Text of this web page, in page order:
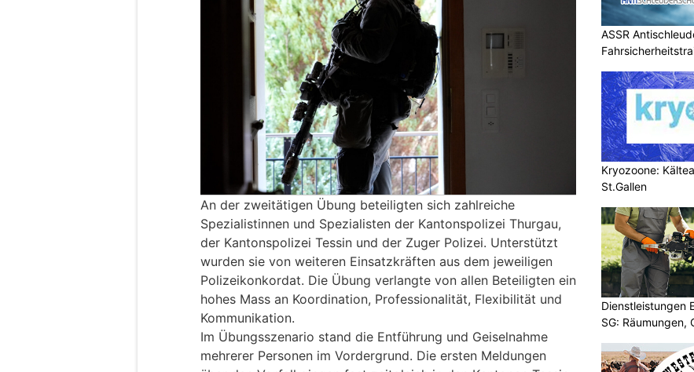
An der zweitätigen Übung beteiligten sich zahlreiche
Spezialistinnen und Spezialisten der Kantonspolizei Thurgau,
der Kantonspolizei Tessin und der Zuger Polizei. Unterstützt
wurden sie von weiteren Einsatzkräften aus dem jeweiligen
Polizeikonkordat. Die Übung verlangte von allen Beteiligten ein
hohes Mass an Koordination, Professionalität, Flexibilität und
Kommunikation.
Im Übungsszenario stand die Entführung und Geiselnahme
mehrerer Personen im Vordergrund. Die ersten Meldungen
ASSR
Kryozoone:
St.Gallen
Dienstleistungen
SG: Räumungen,